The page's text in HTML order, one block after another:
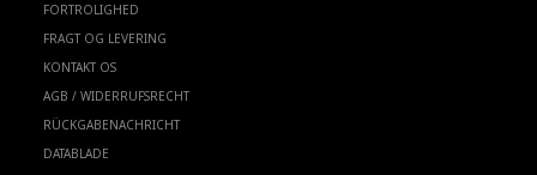
FORTROLIGHED
FRAGT OG LEVERING
KONTAKT OS
AGB / WIDERRUFSRECHT
RÜCKGABENACHRICHT
DATABLADE